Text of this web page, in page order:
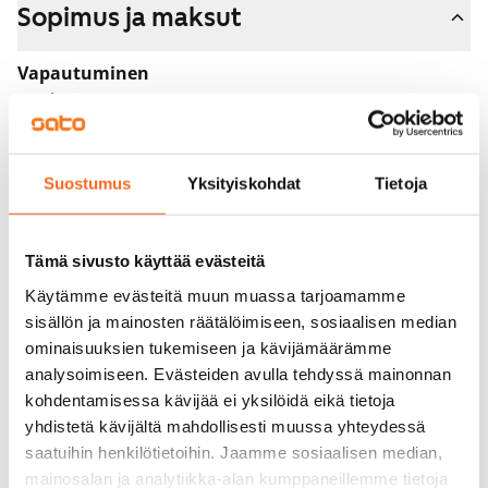
Suostumus Yksityiskohdat Tietoja
Tämä sivusto käyttää evästeitä
Käytämme evästeitä muun muassa tarjoamamme
sisällön ja mainosten räätälöimiseen, sosiaalisen median
ominaisuuksien tukemiseen ja kävijämäärämme
analysoimiseen. Evästeiden avulla tehdyssä mainonnan
kohdentamisessa kävijää ei yksilöidä eikä tietoja
yhdistetä kävijältä mahdollisesti muussa yhteydessä
saatuihin henkilötietoihin. Jaamme sosiaalisen median,
mainosalan ja analytiikka-alan kumppaneillemme tietoja
Sopimus ja maksut
Vapautuminen
Vuokrattu
Kyllä
Vuokra
Vuokravakuus
0 €
Kotivakuutus
Pakollinen, ei sisälly vuokraan
Vesimaksu
27 €/hlö/kk